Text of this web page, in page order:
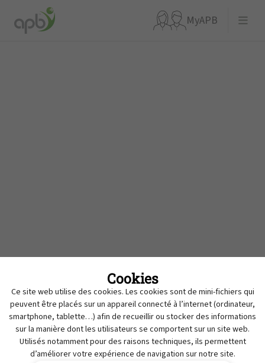
MyAPB
MyAPB
Vous devez être connecté(e) à MyAPB pour avoir
accès à ce contenu.
APBnews
Travailler à l'APB
Service de Contrôle des Médicaments
Contact
Cookies
Ce site web utilise des cookies. Les cookies sont de mini-fichiers qui
peuvent être placés sur un appareil connecté à l’internet (ordinateur,
smartphone, tablette…) afin de recueillir ou stocker des informations
sur la manière dont les utilisateurs se comportent sur un site web.
Utilisés notamment pour des raisons techniques, ils permettent
d’améliorer votre expérience de navigation sur notre site.